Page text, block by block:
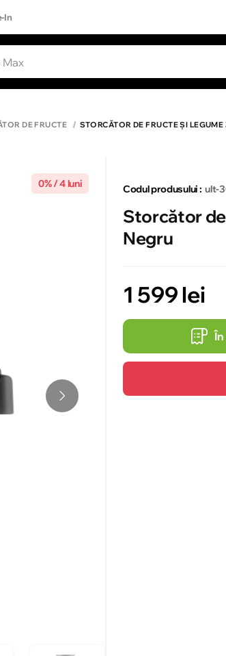
In
DE FRUCTE STORCĂTOR DE FRUCTE ȘI
0% / 4 luni Codul produsului : ult-
Storcător
Negru
1 599 lei